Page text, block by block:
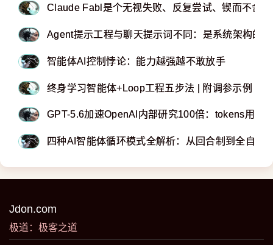
Claude Fabl是个无视失败、反复尝试、锲而不舍
Agent提示工程与聊天提示词不同：是系统架构的
智能体AI控制悖论：能力越强越不敢放手
终身学习智能体+Loop工程五步法 | 附调参示例
GPT-5.6加速OpenAI内部研究100倍：tokens用量
四种AI智能体循环模式全解析：从回合制到全自动
Jdon.com
极道：极客之道